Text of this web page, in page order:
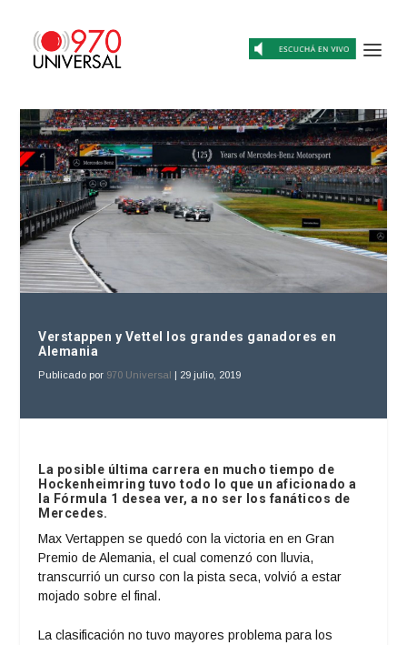
Verstappen y Vettel los grandes ganadores en
Alemania
Publicado por 970 Universal | 29 julio, 2019
La posible última carrera en mucho tiempo de
Hockenheimring tuvo todo lo que un aficionado a
la Fórmula 1 desea ver, a no ser los fanáticos de
Mercedes.
Max Vertappen se quedó con la victoria en en Gran
Premio de Alemania, el cual comenzó con lluvia,
transcurrió un curso con la pista seca, volvió a estar
mojado sobre el final.
La clasificación no tuvo mayores problema para los